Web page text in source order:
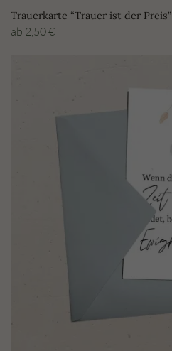
Trauerkarte “Trauer ist der Preis”
ab 2,50€